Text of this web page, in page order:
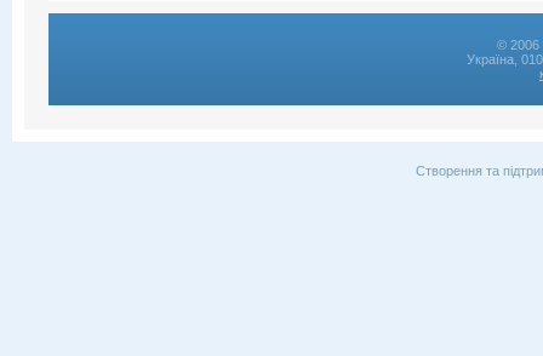
© 2006
Україна,
Створення та